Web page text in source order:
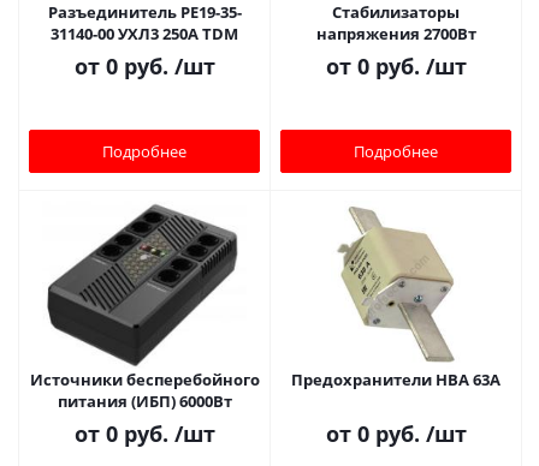
Разъединитель РЕ19-35-
31140-00 УХЛ3 250A TDM
от 0 руб. /шт
Подробнее
Стабилизаторы
напряжения 2700Вт
от 0 руб. /шт
Подробнее
Источники бесперебойного
питания (ИБП) 6000Вт
от 0 руб. /шт
Предохранители НВА 63A
от 0 руб. /шт